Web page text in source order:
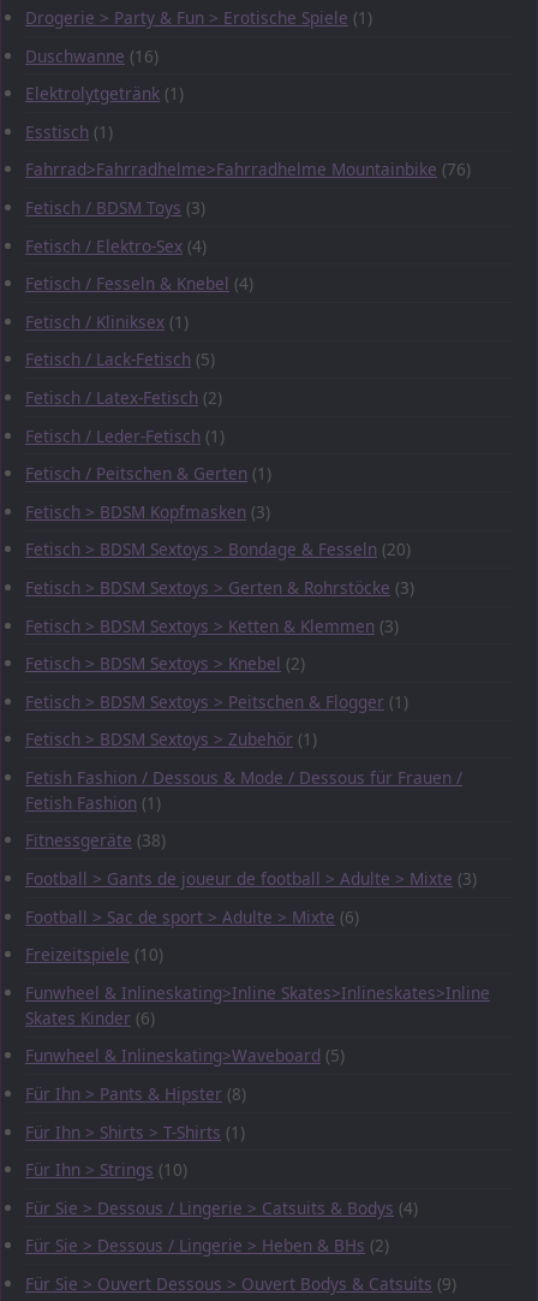
Drogerie > Party & Fun > Erotische Spiele (1)
Duschwanne (16)
Elektrolytgetränk (1)
Esstisch (1)
Fahrrad>Fahrradhelme>Fahrradhelme Mountainbike (76)
Fetisch / BDSM Toys (3)
Fetisch / Elektro-Sex (4)
Fetisch / Fesseln & Knebel (4)
Fetisch / Kliniksex (1)
Fetisch / Lack-Fetisch (5)
Fetisch / Latex-Fetisch (2)
Fetisch / Leder-Fetisch (1)
Fetisch / Peitschen & Gerten (1)
Fetisch > BDSM Kopfmasken (3)
Fetisch > BDSM Sextoys > Bondage & Fesseln (20)
Fetisch > BDSM Sextoys > Gerten & Rohrstöcke (3)
Fetisch > BDSM Sextoys > Ketten & Klemmen (3)
Fetisch > BDSM Sextoys > Knebel (2)
Fetisch > BDSM Sextoys > Peitschen & Flogger (1)
Fetisch > BDSM Sextoys > Zubehör (1)
Fetish Fashion / Dessous & Mode / Dessous für Frauen /
Fetish Fashion (1)
Fitnessgeräte (38)
Football > Gants de joueur de football > Adulte > Mixte (3)
Football > Sac de sport > Adulte > Mixte (6)
Freizeitspiele (10)
Funwheel & Inlineskating>Inline Skates>Inlineskates>Inline
Skates Kinder (6)
Funwheel & Inlineskating>Waveboard (5)
Für Ihn > Pants & Hipster (8)
Für Ihn > Shirts > T-Shirts (1)
Für Ihn > Strings (10)
Für Sie > Dessous / Lingerie > Catsuits & Bodys (4)
Für Sie > Dessous / Lingerie > Heben & BHs (2)
Für Sie > Ouvert Dessous > Ouvert Bodys & Catsuits (9)